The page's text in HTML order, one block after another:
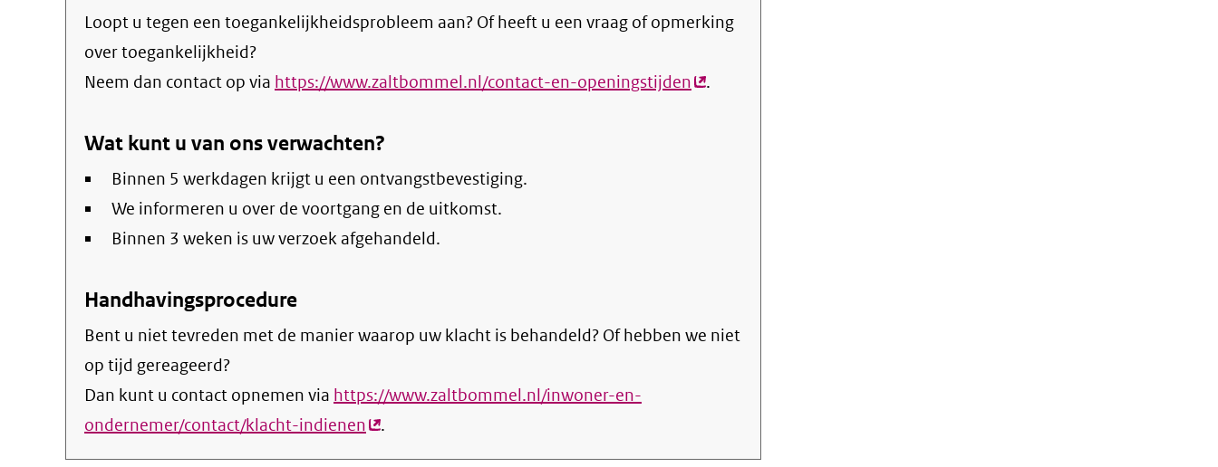
Loopt u tegen een toegankelijkheidsprobleem aan? Of heeft u een vraag of opmerking
over toegankelijkheid?
Neem dan contact op via https://www.zaltbommel.nl/contact-en-openingstijden(externe
.
Wat kunt u van ons verwachten?
Binnen 5 werkdagen krijgt u een ontvangstbevestiging.
We informeren u over de voortgang en de uitkomst.
Binnen 3 weken is uw verzoek afgehandeld.
Handhavingsprocedure
Bent u niet tevreden met de manier waarop uw klacht is behandeld? Of hebben we niet
op tijd gereageerd?
Dan kunt u contact opnemen via https://www.zaltbommel.nl/inwoner-en-
ondernemer/contact/klacht-indienen(externe
link)
.